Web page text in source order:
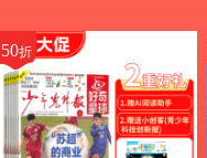
50折